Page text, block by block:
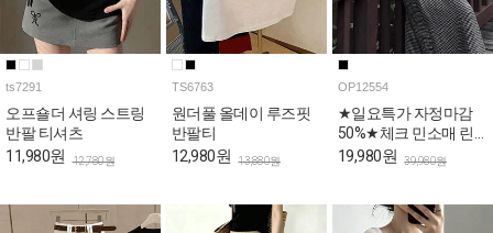
ts7291
오프숄더 셔링 스트링
반팔 티셔츠
11,980원 12,780원
TS6763
원더풀 올데이 루즈핏
반팔티
12,980원 13,880원
OP12554
★일요특가 자정마감
50%★체크 민소매 린
넨 롱 원피스
19,980원 39,980원